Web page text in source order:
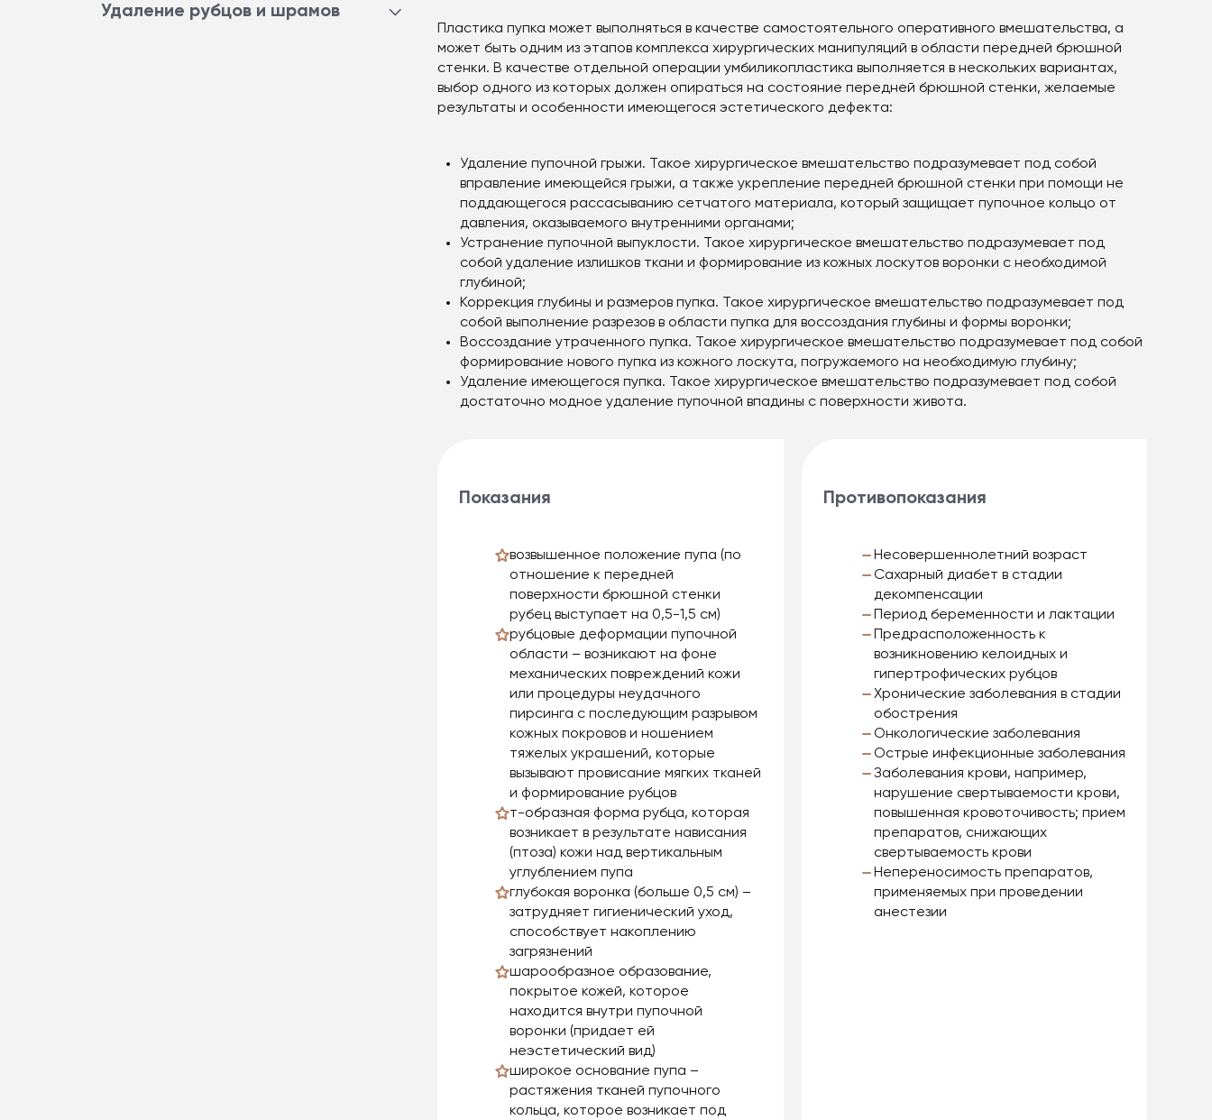
УДАЛЕНИЕ НОВООБРАЗОВАНИЙ
Удаление рубцов и шрамов
Пластика пупка может выполняться в качестве самостоятельного оперативного вмешательства, а
может быть одним из этапов комплекса хирургических манипуляций в области передней брюшной
стенки. В качестве отдельной операции умбиликопластика выполняется в нескольких вариантах,
выбор одного из которых должен опираться на состояние передней брюшной стенки, желаемые
результаты и особенности имеющегося эстетического дефекта:
Удаление пупочной грыжи. Такое хирургическое вмешательство подразумевает под собой
вправление имеющейся грыжи, а также укрепление передней брюшной стенки при помощи не
поддающегося рассасыванию сетчатого материала, который защищает пупочное кольцо от
давления, оказываемого внутренними органами;
Устранение пупочной выпуклости. Такое хирургическое вмешательство подразумевает под
собой удаление излишков ткани и формирование из кожных лоскутов воронки с необходимой
глубиной;
Коррекция глубины и размеров пупка. Такое хирургическое вмешательство подразумевает под
собой выполнение разрезов в области пупка для воссоздания глубины и формы воронки;
Воссоздание утраченного пупка. Такое хирургическое вмешательство подразумевает под собой
формирование нового пупка из кожного лоскута, погружаемого на необходимую глубину;
Удаление имеющегося пупка. Такое хирургическое вмешательство подразумевает под собой
достаточно модное удаление пупочной впадины с поверхности живота.
Показания
возвышенное положение пупа (по
отношение к передней
поверхности брюшной стенки
рубец выступает на 0,5-1,5 см)
рубцовые деформации пупочной
области – возникают на фоне
механических повреждений кожи
или процедуры неудачного
пирсинга с последующим разрывом
кожных покровов и ношением
тяжелых украшений, которые
вызывают провисание мягких тканей
и формирование рубцов
т-образная форма рубца, которая
возникает в результате нависания
(птоза) кожи над вертикальным
углублением пупа
глубокая воронка (больше 0,5 см) –
затрудняет гигиенический уход,
способствует накоплению
загрязнений
шарообразное образование,
покрытое кожей, которое
находится внутри пупочной
воронки (придает ей
неэстетический вид)
широкое основание пупа –
растяжения тканей пупочного
кольца, которое возникает под
Противопоказания
Несовершеннолетний возраст
Сахарный диабет в стадии
декомпенсации
Период беременности и лактации
Предрасположенность к
возникновению келоидных и
гипертрофических рубцов
Хронические заболевания в стадии
обострения
Онкологические заболевания
Острые инфекционные заболевания
Заболевания крови, например,
нарушение свертываемости крови,
повышенная кровоточивость; прием
препаратов, снижающих
свертываемость крови
Непереносимость препаратов,
применяемых при проведении
анестезии